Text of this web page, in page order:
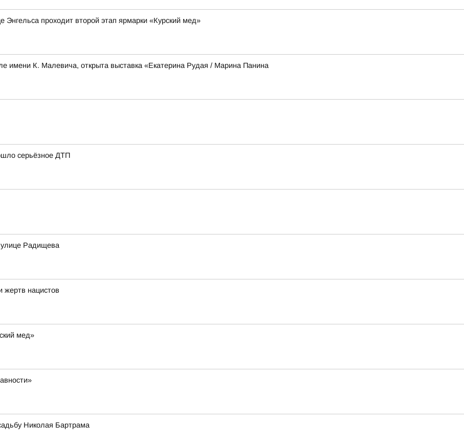
Энгельса проходит второй этап ярмарки «Курский мед»
имени К. Малевича, открыта выставка «Екатерина Рудая / Марина Панина
серьёзное ДТП
улице Радищева
жертв нацистов
мед»
Николая Бартрама